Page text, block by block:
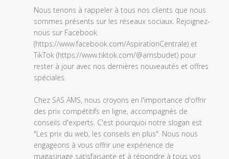
commentaire
personnalisé
2023
Nous tenons à rappeler à tous nos clients que nous
sommes présents sur les réseaux sociaux. Rejoignez-
nous sur Facebook
(https://www.facebook.com/AspirationCentrale) et
TikTok (https://www.tiktok.com/@amsbudet) pour
rester à jour avec nos dernières nouveautés et offres
spéciales.
Chez SAS AMS, nous croyons en l'importance d'offrir
des prix compétitifs en ligne, accompagnés de
conseils d'experts. C'est pourquoi notre slogan est
"Les prix du web, les conseils en plus". Nous nous
engageons à vous offrir une expérience de
magasinage satisfaisante et à répondre à tous vos